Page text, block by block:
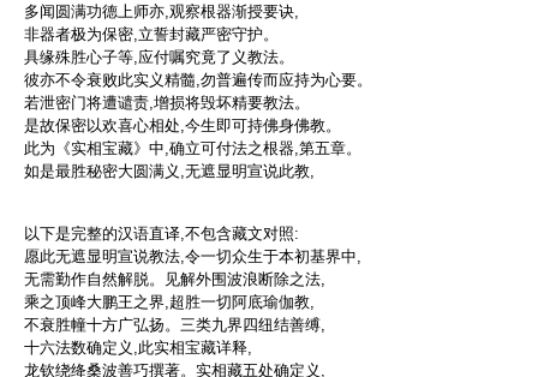
多闻圆满功德上师亦,观察根器渐授要诀,
非器者极为保密,立誓封藏严密守护。
具缘殊胜心子等,应付嘱究竟了义教法。
彼亦不令衰败此实义精髓,勿普遍传而应持为心要。
若泄密门将遭谴责,增损将毁坏精要教法。
是故保密以欢喜心相处,今生即可持佛身佛教。
此为《实相宝藏》中,确立可付法之根器,第五章。
如是最胜秘密大圆满义,无遮显明宣说此教,
以下是完整的汉语直译,不包含藏文对照:
愿此无遮显明宣说教法,令一切众生于本初基界中,
无需勤作自然解脱。见解外围波浪断除之法,
乘之顶峰大鹏王之界,超胜一切阿底瑜伽教,
不衰胜幢十方广弘扬。三类九界四纽结善缚,
十六法数确定义,此实相宝藏详释,
龙钦绕绛桑波善巧撰著。实相藏五处确定义,